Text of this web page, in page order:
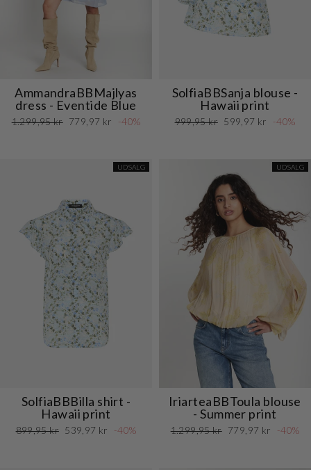
AmmandraBBMajlyas
dress - Eventide Blue
Normalpris
1.299,95 kr Udsalgspris
779,97 kr -40%
SolfiaBBSanja blouse -
Hawaii print
Normalpris
999,95 kr Udsalgspris
599,97 kr -40%
UDSALG
SolfiaBBBilla shirt -
Hawaii print
Normalpris
899,95 kr Udsalgspris
539,97 kr -40%
UDSALG
IriarteaBBToula blouse
- Summer print
Normalpris
1.299,95 kr Udsalgspris
779,97 kr -40%